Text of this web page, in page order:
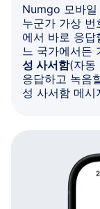
Numgo 모바일
누군가 가상 번
에서 바로 응
느 국가에서든
성 사서함(자동
응답하고 녹음
성 사서함 메시